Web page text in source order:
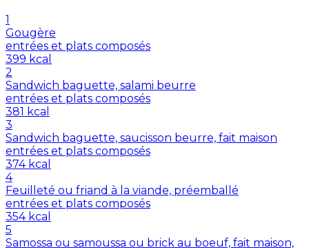
1
Gougère
entrées et plats composés
399 kcal
2
Sandwich baguette, salami beurre
entrées et plats composés
381 kcal
3
Sandwich baguette, saucisson beurre, fait maison
entrées et plats composés
374 kcal
4
Feuilleté ou friand à la viande, préemballé
entrées et plats composés
354 kcal
5
Samossa ou samoussa ou brick au boeuf, fait maison,